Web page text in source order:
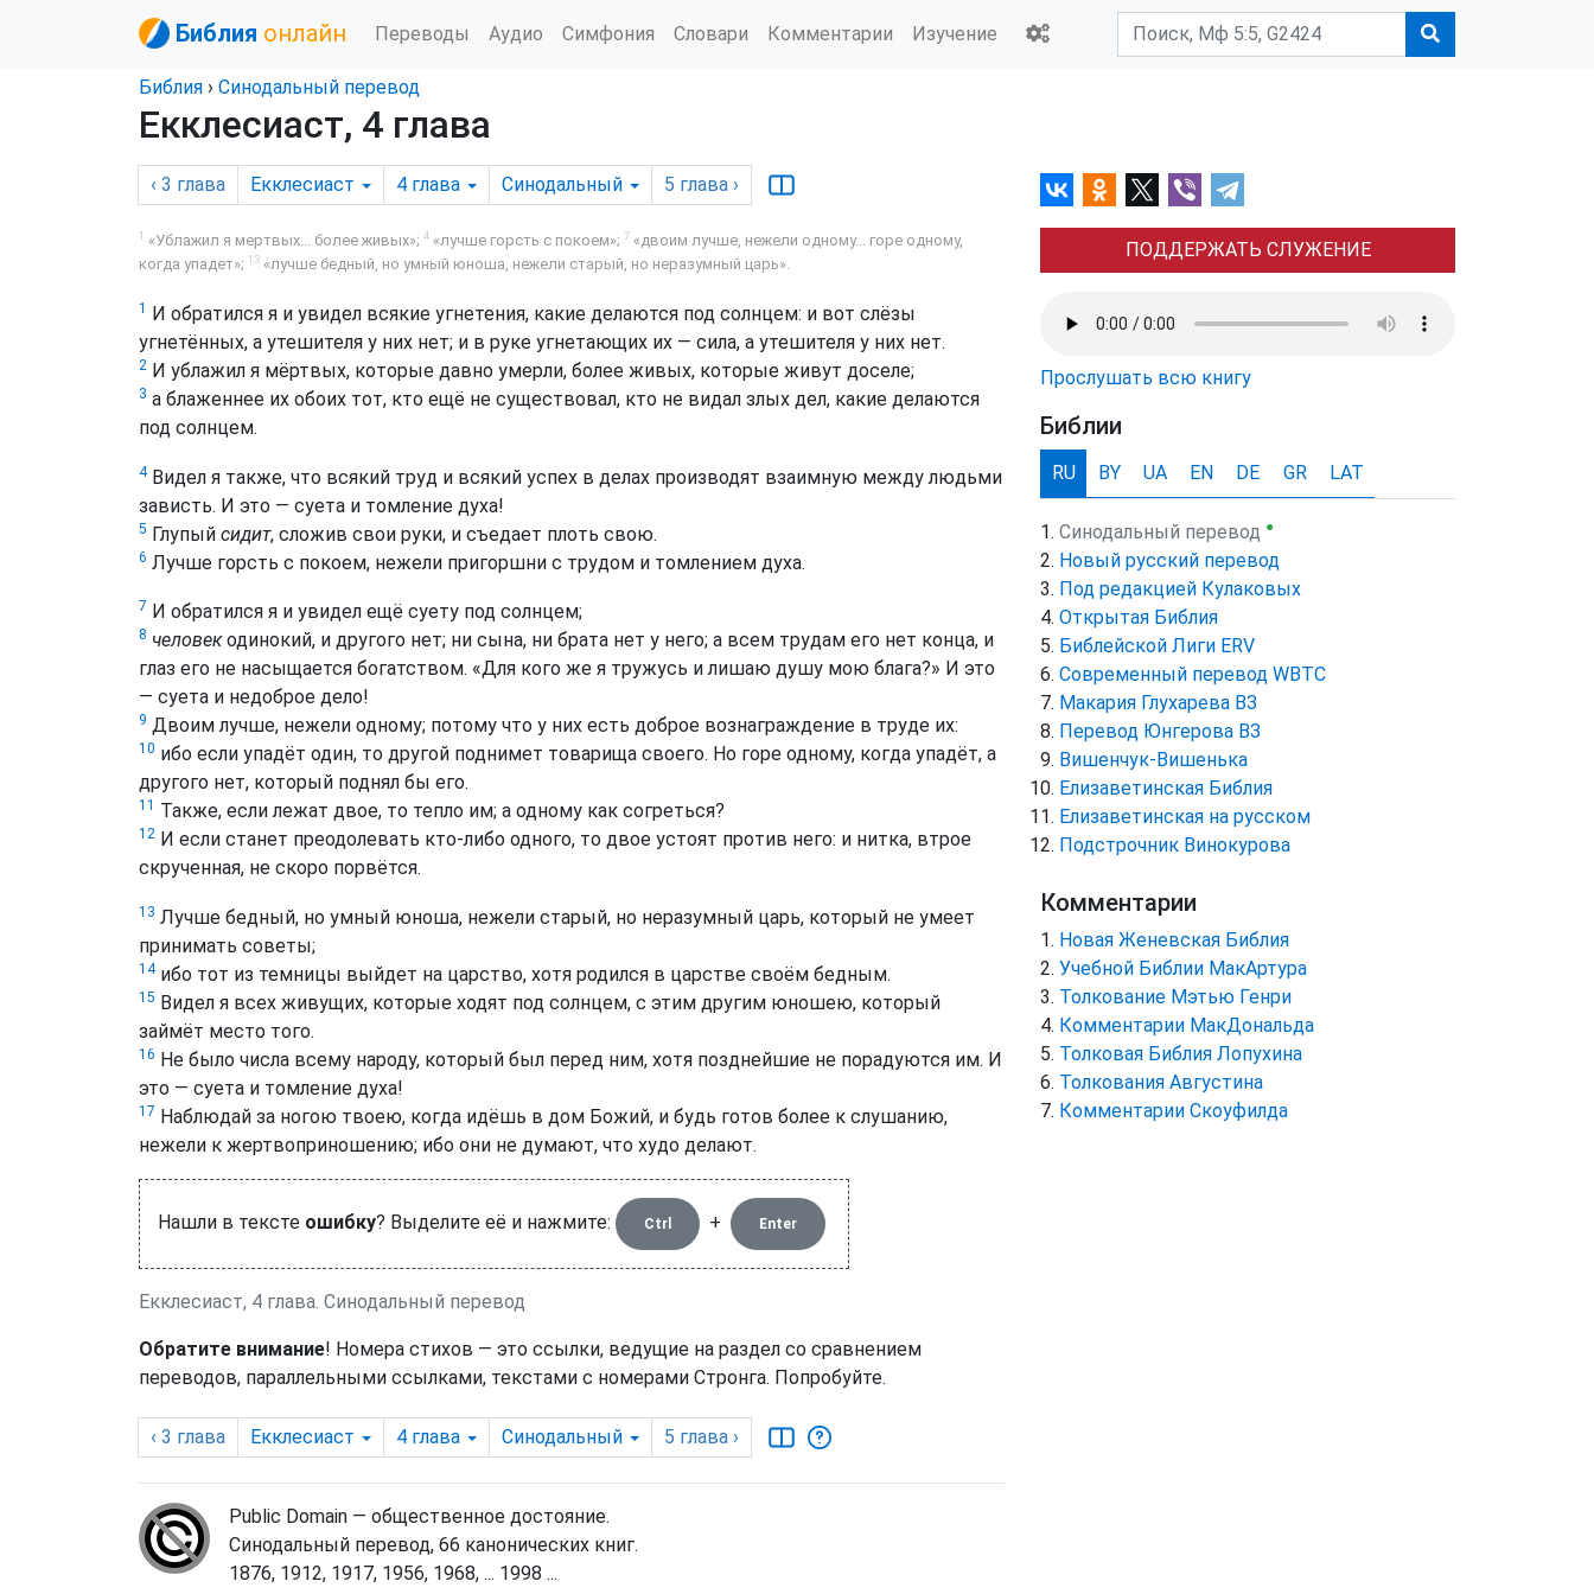
Библия онлайн Переводы Аудио Симфония Словари Комментарии Изучение
Библия › Синодальный перевод
Екклесиаст, 4 глава
‹ 3 глава Екклесиаст 4 глава Синодальный 5 глава ›
1 «Ублажил я мертвых... более живых»; 4 «лучше горсть с покоем»; 7 «двоим лучше, нежели одному... горе одному,
когда упадет»; 13 «лучше бедный, но умный юноша, нежели старый, но неразумный царь».
1 И обратился я и увидел всякие угнетения, какие делаются под солнцем: и вот слёзы
угнетённых, а утешителя у них нет; и в руке угнетающих их — сила, а утешителя у них нет.
2 И ублажил я мёртвых, которые давно умерли, более живых, которые живут доселе;
3 а блаженнее их обоих тот, кто ещё не существовал, кто не видал злых дел, какие делаются
под солнцем.
4Видел я также, что всякий труд и всякий успех в делах производят взаимную между людьми
зависть. И это — суета и томление духа!
5 Глупый сидит, сложив свои руки, и съедает плоть свою.
6 Лучше горсть с покоем, нежели пригоршни с трудом и томлением духа.
7 И обратился я и увидел ещё суету под солнцем;
8 человекодинокий, и другого нет; ни сына, ни брата нет у него; а всем трудам его нет конца, и
глаз его не насыщается богатством. «Для кого же я тружусь и лишаю душу мою блага?» И это
— суета и недоброе дело!
9 Двоим лучше, нежели одному; потому что у них есть доброе вознаграждение в труде их:
10 ибо если упадёт один, то другой поднимет товарища своего. Но горе одному, когда упадёт, а
другого нет, который поднял бы его.
11 Также, если лежат двое, то тепло им; а одному как согреться?
12 И если станет преодолевать кто-либо одного, то двое устоят против него: и нитка, втрое
скрученная, не скоро порвётся.
13 Лучше бедный, но умный юноша, нежели старый, но неразумный царь, который не умеет
принимать советы;
14ибо тот из темницы выйдет на царство, хотя родился в царстве своём бедным.
15 Видел я всех живущих, которые ходят под солнцем, с этим другим юношею, который
займёт место того.
16 Не было числа всему народу, который был перед ним, хотя позднейшие не порадуются им. И
это — суета и томление духа!
17 Наблюдай за ногою твоею, когда идёшь в дом Божий, и будь готов более к слушанию,
нежели к жертвоприношению; ибо они не думают, что худо делают.
Нашли в тексте ошибку? Выделите её и нажмите: Ctrl + Enter
Екклесиаст, 4 глава. Синодальный перевод
Обратите внимание! Номера стихов — это ссылки, ведущие на раздел со сравнением
переводов, параллельными ссылками, текстами с номерами Стронга. Попробуйте.
‹ 3 глава Екклесиаст 4 глава Синодальный 5 глава ›
Public Domain — общественное достояние.
Синодальный перевод, 66 канонических книг.
1876, 1912, 1917, 1956, 1968, ... 1998 ...
ПОДДЕРЖАТЬ СЛУЖЕНИЕ
Прослушать всю книгу
Библии
RU BY UA EN DE GR LAT
Синодальный перевод ●
Новый русский перевод
Под редакцией Кулаковых
Открытая Библия
Библейской Лиги ERV
Cовременный перевод WBTC
Макария Глухарева ВЗ
Перевод Юнгерова ВЗ
Вишенчук-Вишенька
Елизаветинская Библия
Елизаветинская на русском
Подстрочник Винокурова
Комментарии
Новая Женевская Библия
Учебной Библии МакАртура
Толкование Мэтью Генри
Комментарии МакДональда
Толковая Библия Лопухина
Толкования Августина
Комментарии Скоуфилда